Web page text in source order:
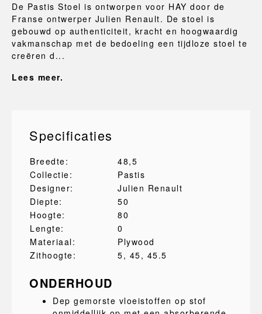
De Pastis Stoel is ontworpen voor HAY door de
Franse ontwerper Julien Renault. De stoel is
gebouwd op authenticiteit, kracht en hoogwaardig
vakmanschap met de bedoeling een tijdloze stoel te
creëren d...
Lees meer.
Specificaties
Breedte:
48,5
Collectie:
Pastis
Designer:
Julien Renault
Diepte:
50
Hoogte:
80
Lengte:
0
Materiaal:
Plywood
Zithoogte:
5, 45, 45.5
ONDERHOUD
Dep gemorste vloeistoffen op stof